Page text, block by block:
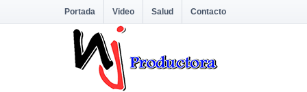
Portada Video Salud Contacto